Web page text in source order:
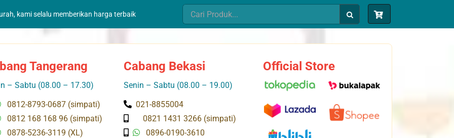
kami selalu memberikan harga terbaik
Search
for:
Tangerang
– Sabtu (08.00 – 17.30)
0812-8793-0687 (simpati)
0812 168 168 96 (simpati)
0878-5236-3119 (XL)
Cabang Bekasi
Senin – Sabtu (08.00 – 19.00)
021-8855004
0821 1431 3266 (simpati)
0896-0190-3610
Official Store